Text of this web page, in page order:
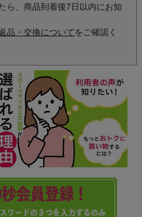
ら、商品到着後7日以内にお知
品・交換について をご確認く